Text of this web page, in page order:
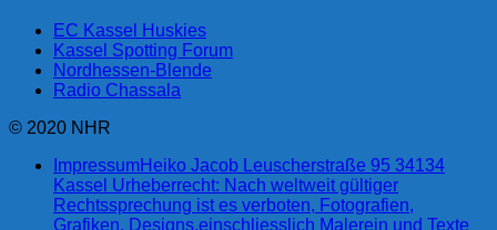
EC Kassel Huskies
Kassel Spotting Forum
Nordhessen-Blende
Radio Chassala
© 2020 NHR
ImpressumHeiko Jacob Leuscherstraße 95 34134
Kassel Urheberrecht: Nach weltweit gültiger
Rechtssprechung ist es verboten, Fotografien,
Grafiken, Designs,einschliesslich Malerein und Texte